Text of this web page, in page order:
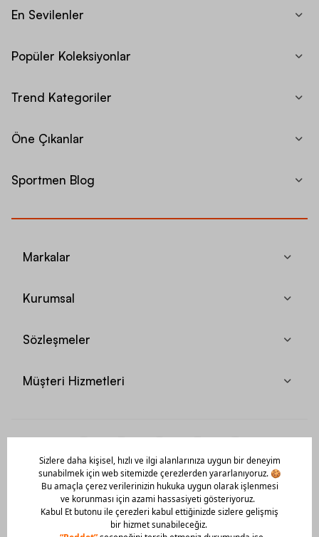
En Sevilenler
Popüler Koleksiyonlar
Trend Kategoriler
Öne Çıkanlar
Sportmen Blog
Markalar
Kurumsal
Sözleşmeler
Müşteri Hizmetleri
Mobil Uygulamamızı Hemen İndir!